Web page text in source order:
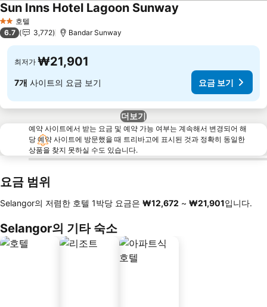
2 성급호텔
Sun Inns Hotel Lagoon Sunway
6.7 3,772 Bandar Sunway
최저가 ₩21,901
7개 사이트의 요금 보기 요금 보기
더보기
예약 사이트에서 받는 요금 및 예약 가능 여부는 계속해서 변경되어 해
당 예약 사이트에 방문했을 때 트리바고에 표시된 것과 정확히 동일한
상품을 찾지 못하실 수도 있습니다.
요금 범위
Selangor의 저렴한 호텔 1박당 요금은 ‎₩12,672 ~ ‎₩21,901입니다.
Selangor의 기타 숙소